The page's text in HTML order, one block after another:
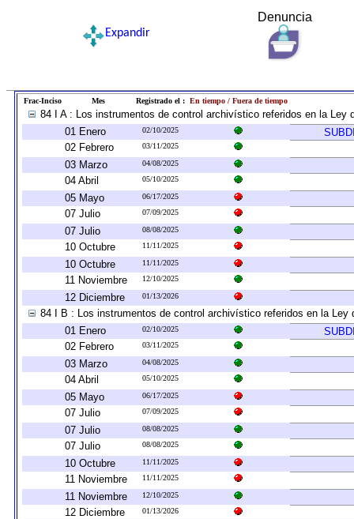
Denuncia
Expandir
Frac-Inciso Mes Registrado el : En tiempo / Fuera de tiempo
84 I A : Los instrumentos de control archivístico referidos en la
01 Enero
02/10/2025
02 Febrero
03/11/2025
03 Marzo 04/08/2025
04 Abril 05/10/2025
05 Mayo 06/17/2025
07 Julio 07/09/2025
07 Julio 08/08/2025
10 Octubre 11/11/2025
10 Octubre 11/11/2025
11 Noviembre 12/10/2025
12 Diciembre 01/13/2026
84 I B : Los instrumentos de control archivístico referidos en la
01 Enero
02/10/2025
02 Febrero
03/11/2025
03 Marzo 04/08/2025
04 Abril 05/10/2025
05 Mayo 06/17/2025
07 Julio 07/09/2025
07 Julio 08/08/2025
07 Julio 08/08/2025
10 Octubre 11/11/2025
11 Noviembre 11/11/2025
11 Noviembre 12/10/2025
12 Diciembre 01/13/2026